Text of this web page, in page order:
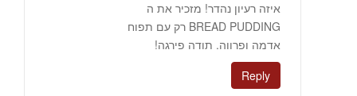
איזה רעיון נהדר! מזכיר את ה
BREAD PUDDING רק עם תפוח
אדמה ופרווה. תודה פירגה!
Reply